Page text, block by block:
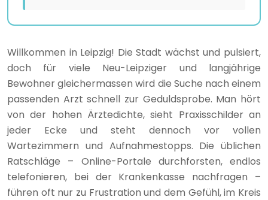
Willkommen in Leipzig! Die Stadt wächst und pulsiert,
doch für viele Neu-Leipziger und langjährige
Bewohner gleichermassen wird die Suche nach einem
passenden Arzt schnell zur Geduldsprobe. Man hört
von der hohen Ärztedichte, sieht Praxisschilder an
jeder Ecke und steht dennoch vor vollen
Wartezimmern und Aufnahmestopps. Die üblichen
Ratschläge – Online-Portale durchforsten, endlos
telefonieren, bei der Krankenkasse nachfragen –
führen oft nur zu Frustration und dem Gefühl, im Kreis